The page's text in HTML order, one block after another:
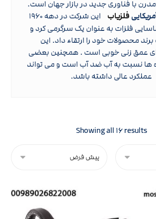
با فناوری جدید در بازار جهان است.
فلزیاب
این شرکت در دهه ۱۹۶۰
فلزات به عنوان یک سرگرمی کرد و
محصولات خود را ارتقاء داد. این
عمق زنی خوبی است . همچنین بعضی
ها نسبت به آب ضد آب است و می تواند
عملکرد عالی داشته باشد.
Showing all ۱۶ results